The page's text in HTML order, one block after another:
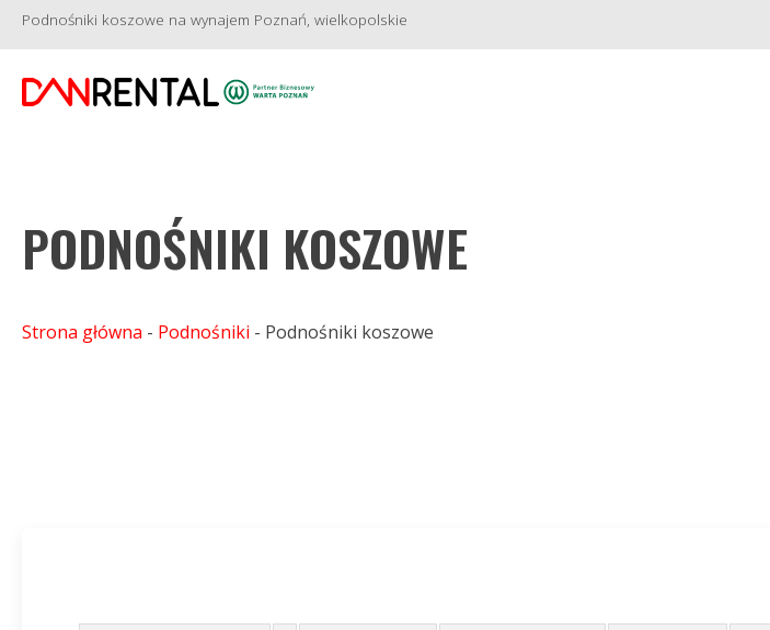
Podnośniki koszowe na wynajem Poznań, wielkopolskie
PODNOŚNIKI KOSZOWE
Strona główna - Podnośniki - Podnośniki koszowe